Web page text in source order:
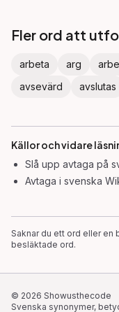
Fler ord att
arbeta arg
avsevärd
avslutas
Källor och vidare
Slå upp avtaga på
Avtaga i svenska
Saknar du ett ord eller en
besläktade ord.
© 2026 Showusthecode
Svenska synonymer,